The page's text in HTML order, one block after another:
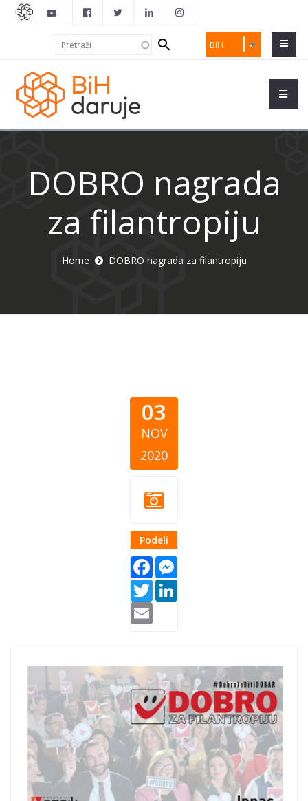
BIH
Search
form
DOBRO nagrada
za filantropiju
Home DOBRO nagrada za filantropiju
03
NOV
2020
Podeli
Facebook
Twitter
dobro-
nagrada.png